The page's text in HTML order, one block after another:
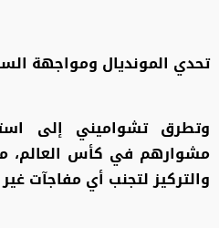
تحدي المونديال ومواجهة
وتطرق تشواميني إلى
مشوارهم في كأس العالم،
والتركيز لتجنب أي مفاجآت